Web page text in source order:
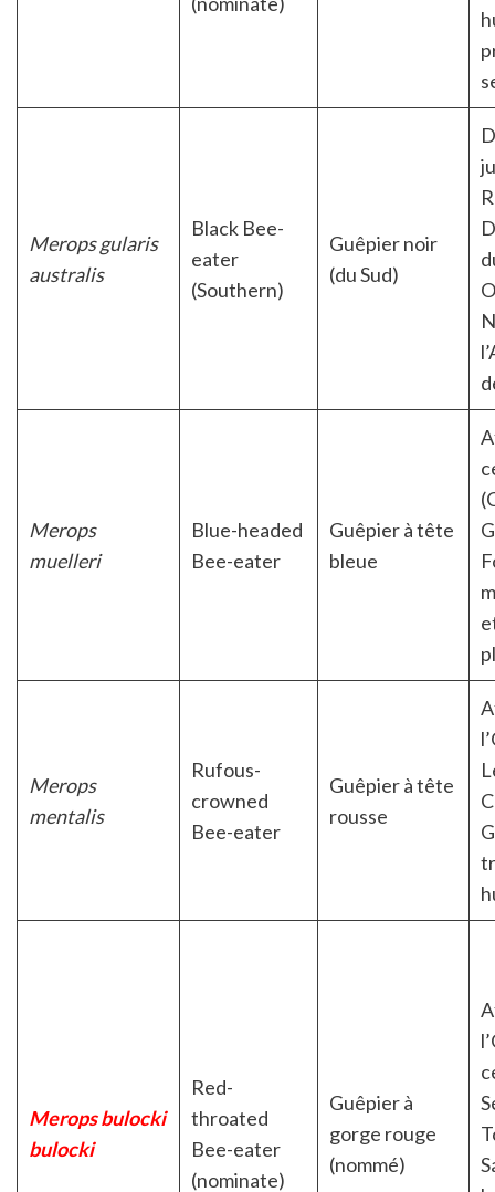
Merops gularis
australis
Black Bee-
eater
(Southern)
Guêpier noir
(du Sud)
Merops
muelleri
Blue-headed
Bee-eater
Guêpier à tête
bleue
Merops
mentalis
Rufous-
crowned
Bee-eater
Guêpier à tête
rousse
Merops bulocki
bulocki
Red-
throated
Bee-eater
(nominate)
Guêpier à
gorge rouge
(nommé)